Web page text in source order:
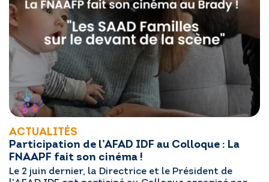
ACTUALITÉS
Participation de l’AFAD IDF au Colloque : La
FNAAPF fait son cinéma !
Le 2 juin dernier, la Directrice et le Président de